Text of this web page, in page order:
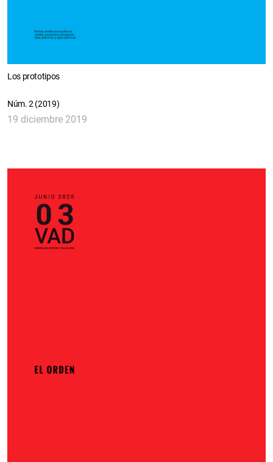
Los prototipos
Núm. 2 (2019)
19 diciembre 2019